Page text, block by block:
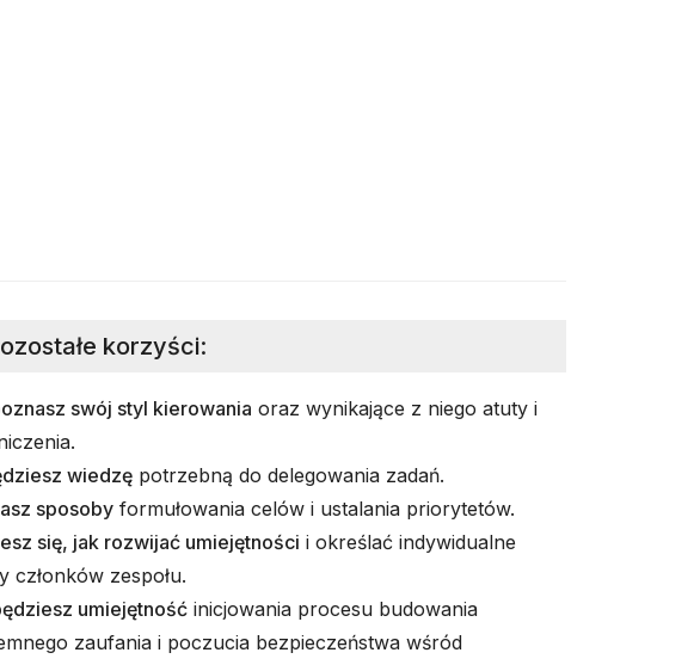
korzyści:
swój styl kierowania oraz wynikające z niego atuty i
wiedzę potrzebną do delegowania zadań.
sposoby formułowania celów i ustalania priorytetów.
się, jak rozwijać umiejętności i określać indywidualne
członków zespołu.
umiejętność inicjowania procesu budowania
zaufania i poczucia bezpieczeństwa wśród